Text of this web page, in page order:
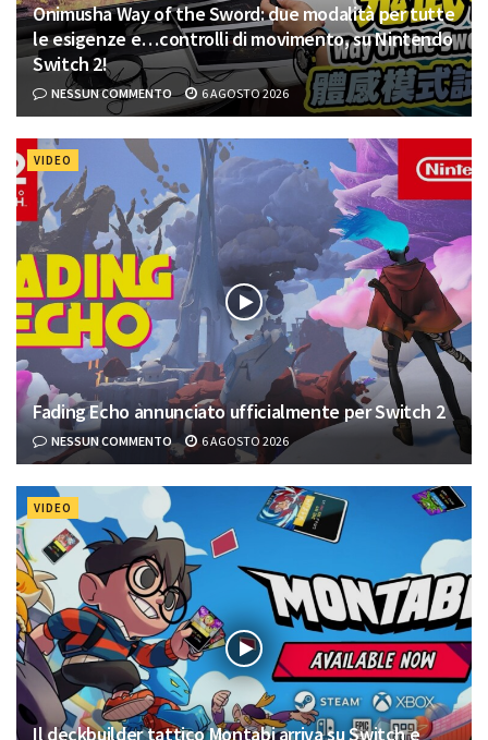
Onimusha Way of the Sword: due modalità per tutte
le esigenze e…controlli di movimento, su Nintendo
Switch 2!
NESSUN COMMENTO 6 AGOSTO 2026
VIDEO
Fading Echo annunciato ufficialmente per Switch 2
NESSUN COMMENTO 6 AGOSTO 2026
VIDEO
Il deckbuilder tattico Montabi arriva su Switch e